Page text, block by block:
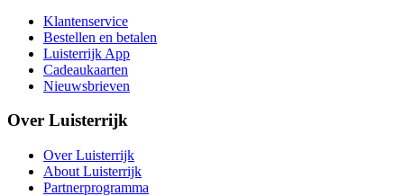
Klantenservice
Bestellen en betalen
Luisterrijk App
Cadeaukaarten
Nieuwsbrieven
Over Luisterrijk
Over Luisterrijk
About Luisterrijk
Partnerprogramma